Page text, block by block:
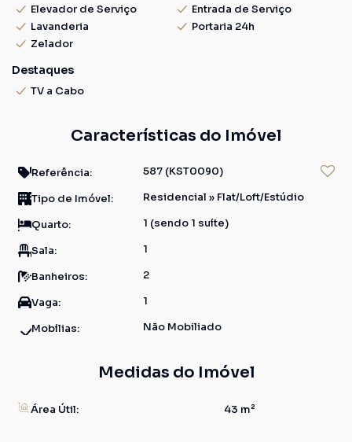
Elevador de Serviço
Entrada de Serviço
Lavanderia
Portaria 24h
Zelador
Destaques
TV a Cabo
Características do Imóvel
Referência: 587 (KST0090)
Tipo de Imóvel: Residencial » Flat/Loft/Estúdio
Quarto: 1 (sendo 1 suíte)
Sala: 1
Banheiros: 2
Vaga: 1
Mobílias: Não Mobiliado
Medidas do Imóvel
Área Útil: 43 m²